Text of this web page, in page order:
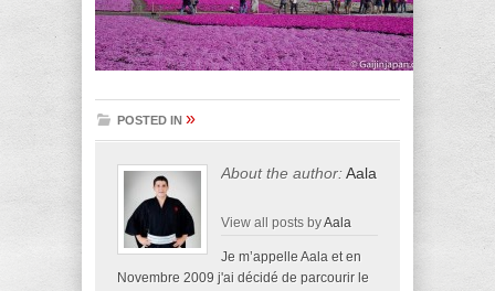
POSTED IN »
About the author:Aala
View all posts byAala
Je m’appelle Aala et en
Novembre 2009 j'ai décidé de parcourir le